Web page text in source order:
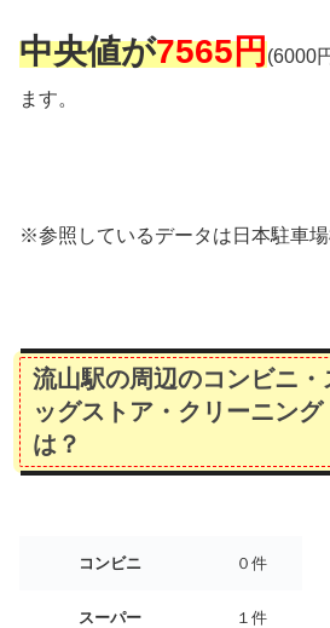
中央値が7565円(6000
ます。
※参照しているデータは日本駐車
流山駅の周辺のコンビニ・
ッグストア・クリーニン
は？
コンビニ ０件
スーパー １件